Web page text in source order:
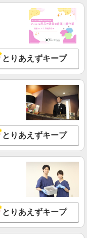
駅前店 神奈川県横浜
詳細を見る
とりあえずキープ
とりあえずキープ
とりあえずキープ